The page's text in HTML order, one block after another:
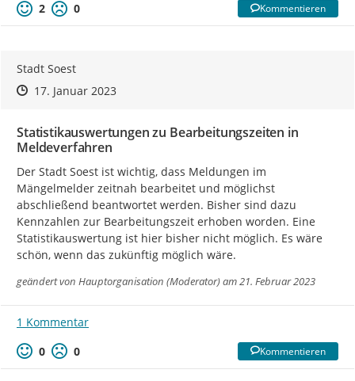
2
0 Kommentieren
Stadt Soest
Zeitpunkt des Erstellens
Zeitpunkt des Erstellens
17. Januar 2023Zur Äußerung
Statistikauswertungen zu Bearbeitungszeiten in
Meldeverfahren
Der Stadt Soest ist wichtig, dass Meldungen im
Mängelmelder zeitnah bearbeitet und möglichst
abschließend beantwortet werden. Bisher sind dazu
Kennzahlen zur Bearbeitungszeit erhoben worden. Eine
Statistikauswertung ist hier bisher nicht möglich. Es wäre
schön, wenn das zukünftig möglich wäre.
geändert von Hauptorganisation (Moderator)am 21. Februar 2023
1 Kommentar
0
0 Kommentieren